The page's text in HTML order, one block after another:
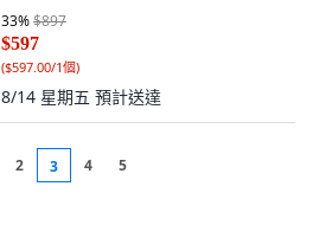
33%$897
$597
($597.00/1個)
8/14 星期五 預計送達
2 3 4 5